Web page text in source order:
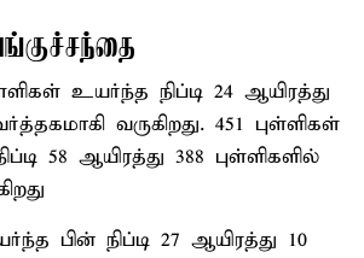
உயர்ந்த நிப்டி 24 ஆயிரத்து
வருகிறது. 451 புள்ளிகள்
58 ஆயிரத்து 388 புள்ளிகளில்
பின் நிப்டி 27 ஆயிரத்து 10